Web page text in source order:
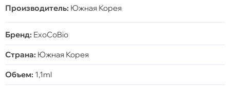
Производитель: Южная Корея
Бренд: ExoCoBio
Страна: Южная Корея
Объем: 1,1ml